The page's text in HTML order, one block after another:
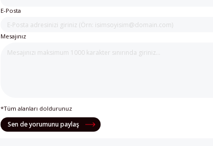
E-Posta
Mesajınız
*Tüm alanları doldurunuz
Sen de yorumunu paylaş